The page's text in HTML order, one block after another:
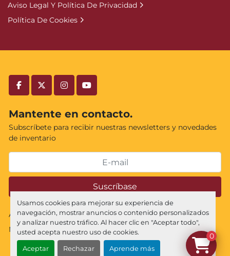
Usamos cookies para mejorar su experiencia de
navegación, mostrar anuncios o contenido personalizados
y analizar nuestro tráfico. Al hacer clic en "Aceptar todo",
usted acepta nuestro uso de cookies.
Aceptar Rechazar Aprende más
facebooktwitterinstagramyoutube
Mantente en contacto.
Subscríbete para recibir nuestras newsletters y novedades
de inventario
Suscríbase
Administrar cookies
Machinio Systemsitio web deMachinio
Aviso Legal Y Política De Privacidad
Política De Cookies
0